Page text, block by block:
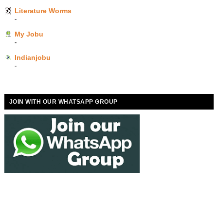
Literature Worms
-
My Jobu
-
Indianjobu
-
JOIN WITH OUR WHATSAPP GROUP